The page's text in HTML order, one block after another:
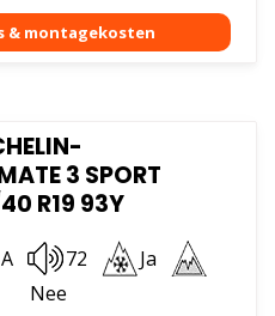
3 SPORT
R19 93Y
A 72
Ja
Nee